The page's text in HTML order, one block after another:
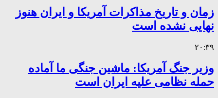
زمان و تاریخ مذاکرات آمریکا و ایران هنوز
نهایی نشده است
۲۰:۳۹
وزیر جنگ آمریکا: ماشین جنگی ما آماده
حمله نظامی علیه ایران است